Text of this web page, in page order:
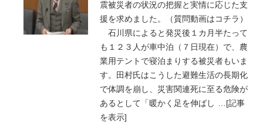
震被災者の状況の把握と実情に応じた支
援を求めました。（質問動画はコチラ）
石川県によると発災後１カ月半たって
も１２３人が車中泊（７日現在）で、農
業用テントで寝泊まりする被災者もいま
す。田村氏はこうした避難生活の長期化
で体調を崩し、災害関連死に至る危険が
あるとして「暖かく足を伸ばし … [記事
を表示]